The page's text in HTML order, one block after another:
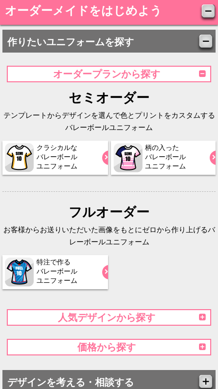
オーダーメイドをはじめよう
作りたいユニフォームを探す
オーダープランから探す
セミオーダー
テンプレートからデザインを選んで色とプリントをカスタムする
バレーボールユニフォーム
クラシカルな
バレーボール
ユニフォーム
柄の入った
バレーボール
ユニフォーム
フルオーダー
お客様からお送りいただいた画像をもとにゼロから作り上げるバ
レーボールユニフォーム
特注で作る
バレーボール
ユニフォーム
人気デザインから探す
価格から探す
デザインを考える・相談する